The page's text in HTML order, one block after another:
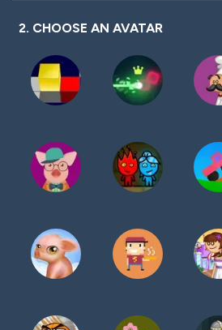
2. CHOOSE AN AVATAR